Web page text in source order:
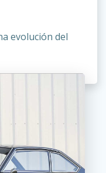
evolución del